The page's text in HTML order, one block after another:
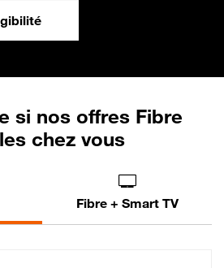
si nos offres Fibre
chez vous
Fibre + Smart TV